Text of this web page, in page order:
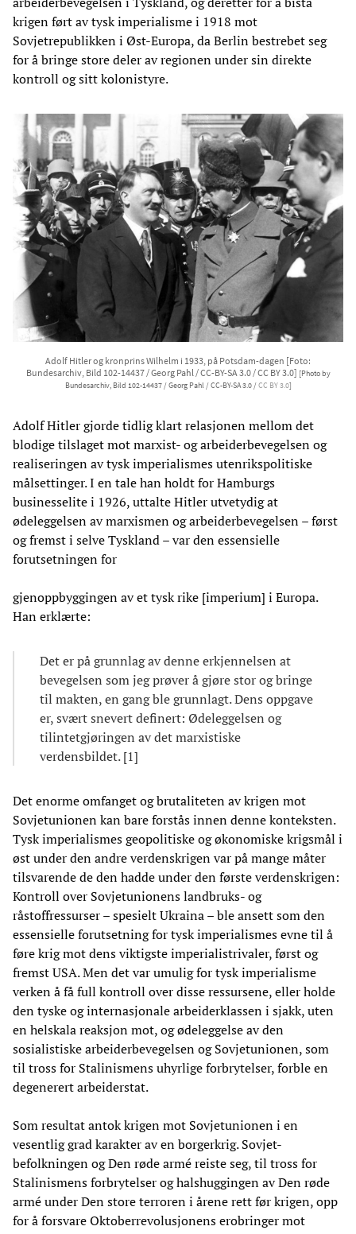
krigen ført av tysk imperialisme i 1918 mot
Sovjetrepublikken i Øst-Europa, da Berlin bestrebet seg
for å bringe store deler av regionen under sin direkte
kontroll og sitt kolonistyre.
Adolf Hitler og kronprins Wilhelm i 1933, på Potsdam-dagen [Foto:
Bundesarchiv, Bild 102-14437 / Georg Pahl / CC-BY-SA 3.0 / CC BY 3.0] [Photo by
Bundesarchiv, Bild 102-14437 / Georg Pahl / CC-BY-SA 3.0 /CC BY 3.0]
Adolf Hitler gjorde tidlig klart relasjonen mellom det
blodige tilslaget mot marxist- og arbeiderbevegelsen og
realiseringen av tysk imperialismes utenrikspolitiske
målsettinger. I en tale han holdt for Hamburgs
businesselite i 1926, uttalte Hitler utvetydig at
ødeleggelsen av marxismen og arbeiderbevegelsen – først
og fremst i selve Tyskland – var den essensielle
forutsetningen for
gjenoppbyggingen av et tysk rike [imperium] i Europa.
Han erklærte:
Det er på grunnlag av denne erkjennelsen at
bevegelsen som jeg prøver å gjøre stor og bringe
til makten, en gang ble grunnlagt. Dens oppgave
er, svært snevert definert: Ødeleggelsen og
tilintetgjøringen av det marxistiske
verdensbildet. [1]
Det enorme omfanget og brutaliteten av krigen mot
Sovjetunionen kan bare forstås innen denne konteksten.
Tysk imperialismes geopolitiske og økonomiske krigsmål i
øst under den andre verdenskrigen var på mange måter
tilsvarende de den hadde under den første verdenskrigen:
Kontroll over Sovjetunionens landbruks- og
råstoffressurser – spesielt Ukraina – ble ansett som den
essensielle forutsetning for tysk imperialismes evne til å
føre krig mot dens viktigste imperialistrivaler, først og
fremst USA. Men det var umulig for tysk imperialisme
verken å få full kontroll over disse ressursene, eller holde
den tyske og internasjonale arbeiderklassen i sjakk, uten
en helskala reaksjon mot, og ødeleggelse av den
sosialistiske arbeiderbevegelsen og Sovjetunionen, som
til tross for Stalinismens uhyrlige forbrytelser, forble en
degenerert arbeiderstat.
Som resultat antok krigen mot Sovjetunionen i en
vesentlig grad karakter av en borgerkrig. Sovjet-
befolkningen og Den røde armé reiste seg, til tross for
Stalinismens forbrytelser og halshuggingen av Den røde
armé under Den store terroren i årene rett før krigen, opp
for å forsvare Oktoberrevolusjonens erobringer mot